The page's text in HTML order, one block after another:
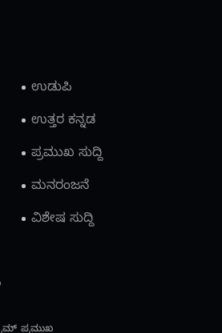
ಉಡುಪಿ
ಉತ್ತರ ಕನ್ನಡ
ಪ್ರಮುಖ ಸುದ್ದಿ
ಮನರಂಜನೆ
ವಿಶೇಷ ಸುದ್ದಿ
ಪ್ರಮುಖ